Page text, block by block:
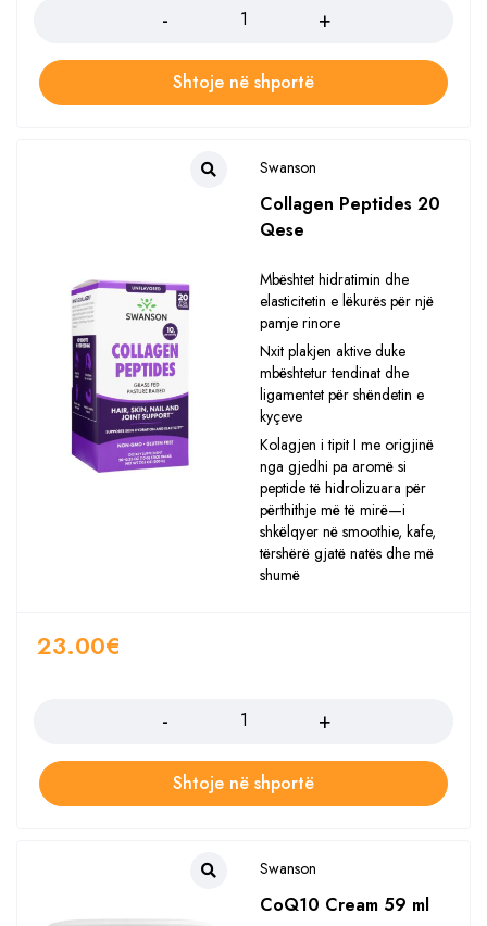
Shtoje në shportë
Swanson
Collagen Peptides 20
Qese
Mbështet hidratimin dhe
elasticitetin e lëkurës për një
pamje rinore
Nxit plakjen aktive duke
mbështetur tendinat dhe
ligamentet për shëndetin e
kyçeve
Kolagjen i tipit I me origjinë
nga gjedhi pa aromë si
peptide të hidrolizuara për
përthithje më të mirë—i
shkëlqyer në smoothie, kafe,
tërshërë gjatë natës dhe më
shumë
23.00€
Shtoje në shportë
Swanson
CoQ10 Cream 59 ml